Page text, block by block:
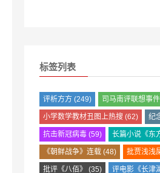
标签列表
评析方方 (249) 司马南评联想事件
小学数学教材丑图上热搜 (62) 纪
抗击新冠病毒 (59) 长篇小说《东
《朝鲜战争》连载 (48) 批贾浅浅
批评《八佰》 (35) 评电影《长津